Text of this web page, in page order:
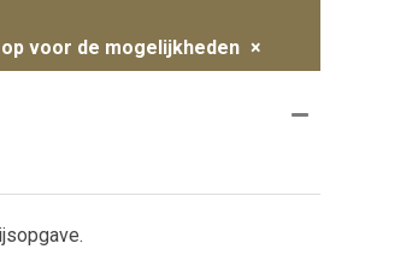
voor de mogelijkheden ×